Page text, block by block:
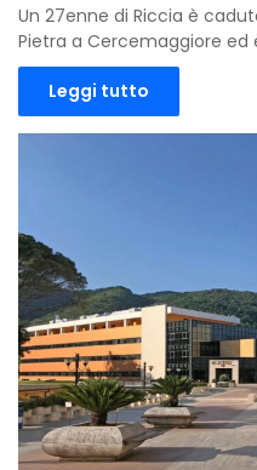
Un 27enne di Riccia è
Pietra a Cercemaggiore
Leggi tutto